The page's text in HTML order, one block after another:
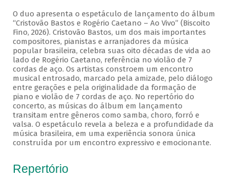
O duo apresenta o espetáculo de lançamento do álbum
“Cristovão Bastos e Rogério Caetano – Ao Vivo” (Biscoito
Fino, 2026). Cristovão Bastos, um dos mais importantes
compositores, pianistas e arranjadores da música
popular brasileira, celebra suas oito décadas de vida ao
lado de Rogério Caetano, referência no violão de 7
cordas de aço. Os artistas constroem um encontro
musical entrosado, marcado pela amizade, pelo diálogo
entre gerações e pela originalidade da formação de
piano e violão de 7 cordas de aço. No repertório do
concerto, as músicas do álbum em lançamento
transitam entre gêneros como samba, choro, forró e
valsa. O espetáculo revela a beleza e a profundidade da
música brasileira, em uma experiência sonora única
construída por um encontro expressivo e emocionante.
Repertório